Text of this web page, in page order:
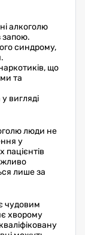
алкоголю
запою.
синдрому,
що
та
вигляді
люди не
у
пацієнтів
лише за
чудовим
хворому